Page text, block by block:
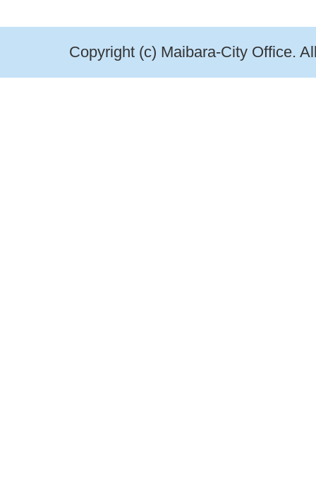
Copyright (c) Maibara-City Office.